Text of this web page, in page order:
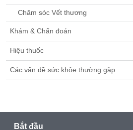
Chăm sóc Vết thương
Khám & Chẩn đoán
Hiệu thuốc
Các vấn đề sức khỏe thường gặp
Bắt đầu